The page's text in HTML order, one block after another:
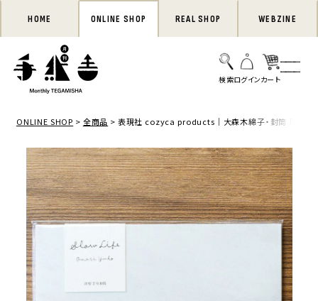
HOME ONLINE SHOP REAL SHOP WEBZINE
ONLINE SHOP 全商品 表現社 cozyca products｜大森木綿子・封筒 「Slow